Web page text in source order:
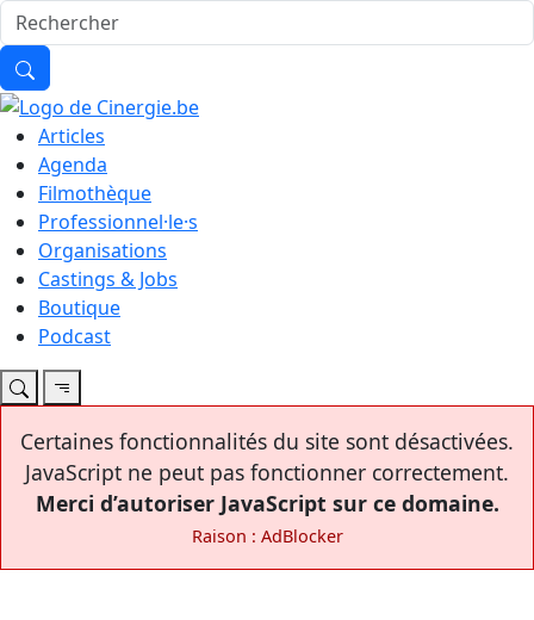
Articles
Agenda
Filmothèque
Professionnel·le·s
Organisations
Castings & Jobs
Boutique
Podcast
Certaines fonctionnalités du site sont désactivées.
JavaScript ne peut pas fonctionner correctement.
Merci d’autoriser JavaScript sur ce domaine.
Raison : AdBlocker